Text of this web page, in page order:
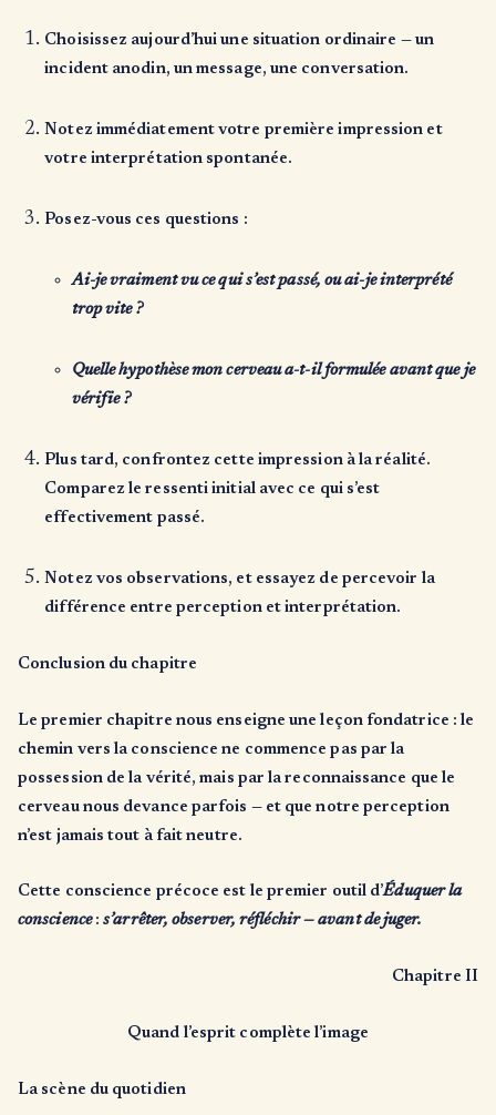
Choisissez aujourd’hui une situation ordinaire — un
incident anodin, un message, une conversation.
Notez immédiatement votre première impression et
votre interprétation spontanée.
Posez-vous ces questions :
Ai-je vraiment vu ce qui s’est passé, ou ai-je interprété
trop vite ?
Quelle hypothèse mon cerveau a-t-il formulée avant que je
vérifie ?
Plus tard, confrontez cette impression à la réalité.
Comparez le ressenti initial avec ce qui s’est
effectivement passé.
Notez vos observations, et essayez de percevoir la
différence entre perception et interprétation.
Conclusion du chapitre
Le premier chapitre nous enseigne une leçon fondatrice : le
chemin vers la conscience ne commence pas par la
possession de la vérité, mais par la reconnaissance que le
cerveau nous devance parfois — et que notre perception
n’est jamais tout à fait neutre.
Cette conscience précoce est le premier outil d’Éduquer la
conscience:s’arrêter, observer, réfléchir — avant de juger.
Chapitre II
Quand l’esprit complète l’image
La scène du quotidien